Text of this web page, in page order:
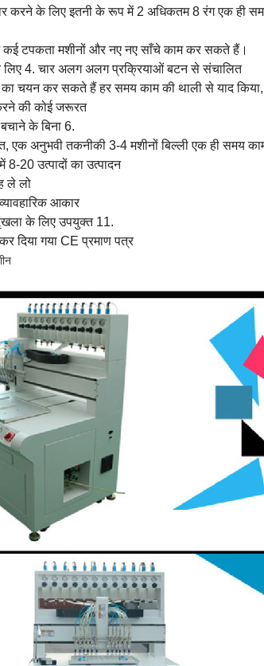
करने के लिए इतनी के रूप में 2 अधिकतम 8 रंग एक ही
टपकता मशीनों और नए नए साँचे काम कर सकते हैं।
4. चार अलग अलग प्रक्रियाओं बटन से संचालित
चयन कर सकते हैं हर समय काम की थाली से याद
की कोई जरूरत
के बिना 6.
एक अनुभवी तकनीकी 3-4 मशीनों बिल्ली एक ही समय
20 उत्पादों का उत्पादन
ले लो
आकार
के लिए उपयुक्त 11.
दिया गया CE प्रमाण पत्र